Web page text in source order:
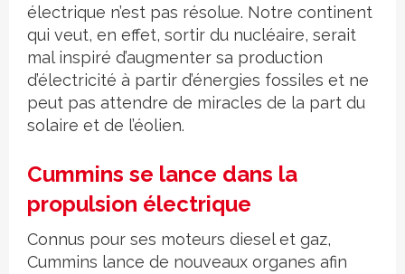
électrique n’est pas résolue. Notre continent
qui veut, en effet, sortir du nucléaire, serait
mal inspiré d’augmenter sa production
d’électricité à partir d’énergies fossiles et ne
peut pas attendre de miracles de la part du
solaire et de l’éolien.
Cummins se lance dans la
propulsion électrique
Connus pour ses moteurs diesel et gaz,
Cummins lance de nouveaux organes afin